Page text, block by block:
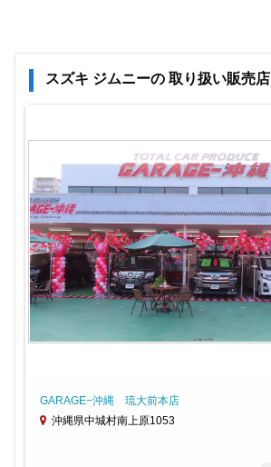
スズキ ジムニーの 取り扱い販売店
GARAGE−沖縄 琉大前本店
沖縄県中城村南上原1053